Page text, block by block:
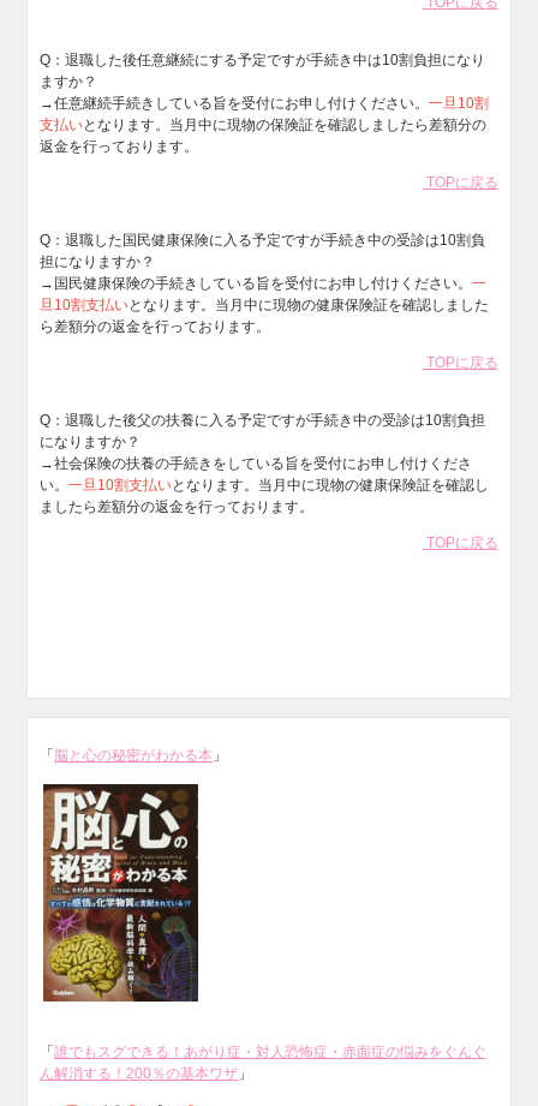
Q：退職した後任意継続にする予定ですが手続き中は10割負担になり
ますか？
→任意継続手続きしている旨を受付にお申し付けください。一旦10割
支払いとなります。当月中に現物の保険証を確認しましたら差額分の
返金を行っております。
TOPに戻る
Q：退職した国民健康保険に入る予定ですが手続き中の受診は10割負
担になりますか？
→国民健康保険の手続きしている旨を受付にお申し付けください。一
旦10割支払いとなります。当月中に現物の健康保険証を確認しました
ら差額分の返金を行っております。
TOPに戻る
Q：退職した後父の扶養に入る予定ですが手続き中の受診は10割負担
になりますか？
→社会保険の扶養の手続きをしている旨を受付にお申し付けくださ
い。一旦10割支払いとなります。当月中に現物の健康保険証を確認し
ましたら差額分の返金を行っております。
TOPに戻る
「 脳と心の秘密がわかる本 」
「誰でもスグできる！あがり症・対人恐怖症・赤面症の悩みをぐんぐ
ん解消する！200％の基本ワザ 」